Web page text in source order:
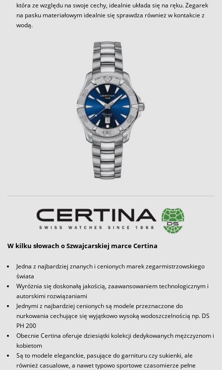
która ze względu na swoje cechy, idealnie układa się na ręku. Zegarek
na pasku materiałowym idealnie się sprawdza również w kontakcie z
wodą.
W kilku słowach o Szwajcarskiej marce Certina
Jedna z najbardziej znanych i cenionych marek zegarmistrzowskiego
świata
Wyróżnia się doskonałą jakością, zaawansowaniem technologicznym i
autorskimi rozwiązaniami
Jednymi z najbardziej cenionych są modele przeznaczone do
nurkowania cechujące się wyjątkowo wysoką wodoszczelnością np. DS
PH 200
Obecnie Certina oferuje dziesiątki kolekcji dedykowanych mężczyznom i
kobietom
Są to modele eleganckie, pasujące do garnituru czy sukienki, ale
również casualowe, a nawet typowo sportowe czasomierze pełne